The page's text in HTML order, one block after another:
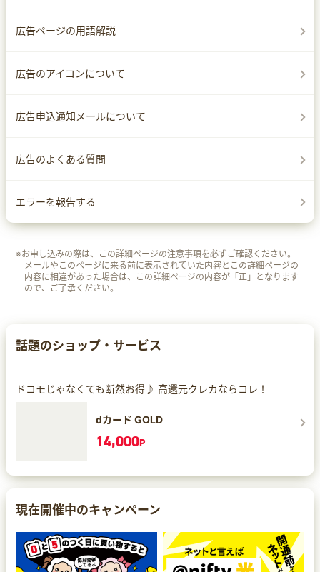
広告ページの用語解説
広告のアイコンについて
広告申込通知メールについて
広告のよくある質問
エラーを報告する
※お申し込みの際は、この詳細ページの注意事項を必ずご確認ください。
メールやこのページに来る前に表示されていた内容とこの詳細ページの
内容に相違があった場合は、この詳細ページの内容が「正」となります
ので、ご了承ください。
話題のショップ・サービス
ドコモじゃなくても断然お得♪ 高還元クレカならコレ！
dカード GOLD
14,000P
現在開催中のキャンペーン